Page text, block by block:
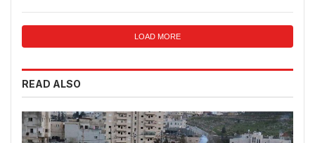
LOAD MORE
READ ALSO